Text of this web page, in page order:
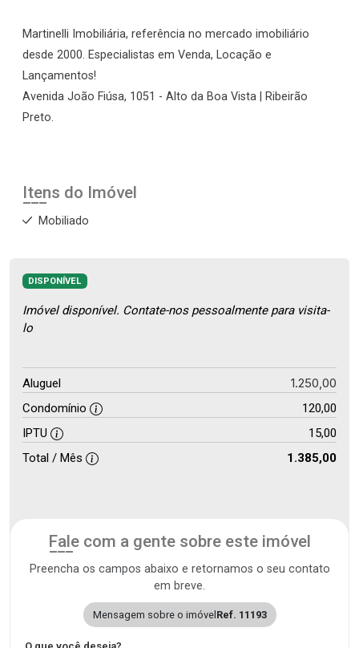
Martinelli Imobiliária, referência no mercado imobiliário
desde 2000. Especialistas em Venda, Locação e
Lançamentos!
Avenida João Fiúsa, 1051 - Alto da Boa Vista | Ribeirão
Preto.
Itens do Imóvel
Mobiliado
DISPONÍVEL
Imóvel disponível. Contate-nos pessoalmente para visita-
lo
Aluguel 1.250,00
Condomínio
120,00
IPTU
15,00
Total / Mês
1.385,00
Fale com a gente sobre este imóvel
Preencha os campos abaixo e retornamos o seu contato
em breve.
Mensagem sobre o imóvelRef. 11193